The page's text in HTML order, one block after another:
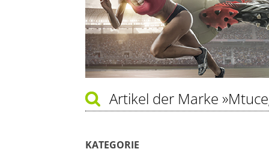
Artikel der Marke
KATEGORIE